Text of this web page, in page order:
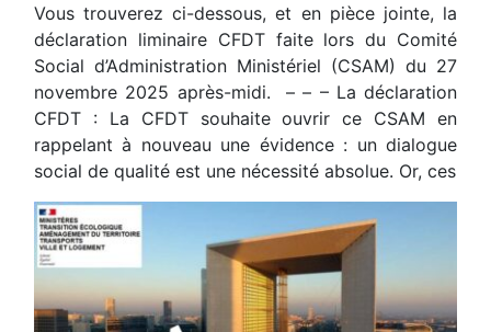
Vous trouverez ci-dessous, et en pièce jointe, la
déclaration liminaire CFDT faite lors du Comité
Social d’Administration Ministériel (CSAM) du 27
novembre 2025 après-midi. – – – La déclaration
CFDT : La CFDT souhaite ouvrir ce CSAM en
rappelant à nouveau une évidence : un dialogue
social de qualité est une nécessité absolue. Or, ces